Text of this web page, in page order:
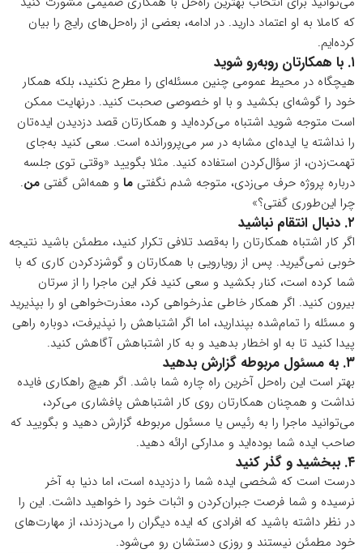
که کاملا به او اعتماد دارید. در ادامه، بعضی از راه‌حل‌های رایج را بیان
کرده‌ایم.
۱. با همکارتان روبه‌رو شوید
هیچگاه در محیط عمومی چنین مسئله‌ای را مطرح نکنید، بلکه همکار
خود را گوشه‌ای بکشید و با او خصوصی صحبت کنید. درنهایت ممکن
است متوجه شوید اشتباه می‌کرده‌اید و همکارتان قصد دزدیدن ایده‌تان
را نداشته یا ایده‌ای مشابه در سر می‌پرورانده است. سعی کنید به‌جای
تهمت‌زدن، از سؤال‌کردن استفاده کنید. مثلا بگویید «وقتی توی جلسه
درباره پروژه حرف می‌زدی، متوجه شدم نگفتی ما و همه‌اش گفتی من.
چرا این‌طوری گفتی؟»
۲. دنبال انتقام نباشید
اگر کار اشتباه همکارتان را به‌قصد تلافی تکرار کنید، مطمئن باشید نتیجه
خوبی نمی‌گیرید. پس از رویارویی با همکارتان و گوشزدکردن کاری که با
شما کرده است، کنار بکشید و سعی کنید فکر این ماجرا را از سرتان
بیرون کنید. اگر همکار خاطی عذرخواهی کرد، معذرت‌خواهی او را بپذیرید
و مسئله را تمام‌شده بپندارید، اما اگر اشتباهش را نپذیرفت، دوباره راهی
پیدا کنید تا به او اخطار بدهید و به کار اشتباهش آگاهش کنید.
۳. به مسئول مربوطه گزارش بدهید
بهتر است این راه‌حل آخرین راه چاره شما باشد. اگر هیچ راهکاری فایده
نداشت و همچنان همکارتان روی کار اشتباهش پافشاری می‌کرد،
می‌توانید ماجرا را به رئیس یا مسئول مربوطه گزارش دهید و بگویید که
صاحب ایده شما بوده‌اید و مدارکی ارائه دهید.
۴. ببخشید و گذر کنید
درست است که شخصی ایده شما را دزدیده است، اما دنیا به آخر
نرسیده و شما فرصت جبران‌کردن و اثبات خود را خواهید داشت. این را
در نظر داشته باشید که افرادی که ایده دیگران را می‌دزدند، از مهارت‌های
خود مطمئن نیستند و روزی دستشان رو می‌شود.